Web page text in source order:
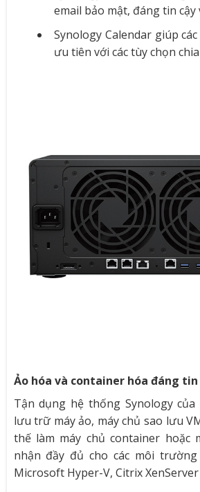
email bảo mật, đáng tin cậy
Synology Calendar giúp
ưu tiên với các tùy chọn
Ảo hóa và container hóa đáng
Tận dụng hệ thống Synology
lưu trữ máy ảo, máy chủ sao lưu
thế làm máy chủ container hoặc
nhận đầy đủ cho các môi trường
Microsoft Hyper-V, Citrix XenServer